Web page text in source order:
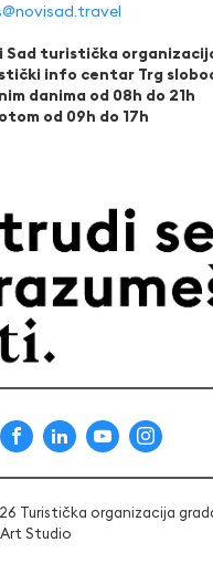
Sad turistička
info centar Trg
danima od 08h do 21h
od 09h do 17h
Turistička organizacija
Studio